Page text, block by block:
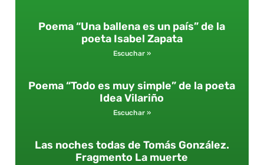
Poema “Una ballena es un país” de la
poeta Isabel Zapata
Escuchar »
Poema “Todo es muy simple” de la poeta
Idea Vilariño
Escuchar »
Las noches todas de Tomás González.
Fragmento La muerte